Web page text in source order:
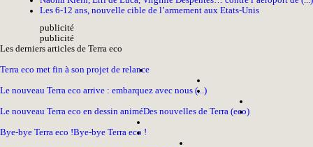
Les 6-12 ans, nouvelle cible de l’armement aux Etats-Unis
publicité
publicité
Les derniers articles de Terra eco
Terra eco met fin à son projet de relance
Le nouveau Terra eco arrive : embarquez avec nous (...)
Le nouveau Terra eco en dessin animéDes nouvelles de Terra (eco)
Bye-bye Terra eco !Bye-bye Terra eco !